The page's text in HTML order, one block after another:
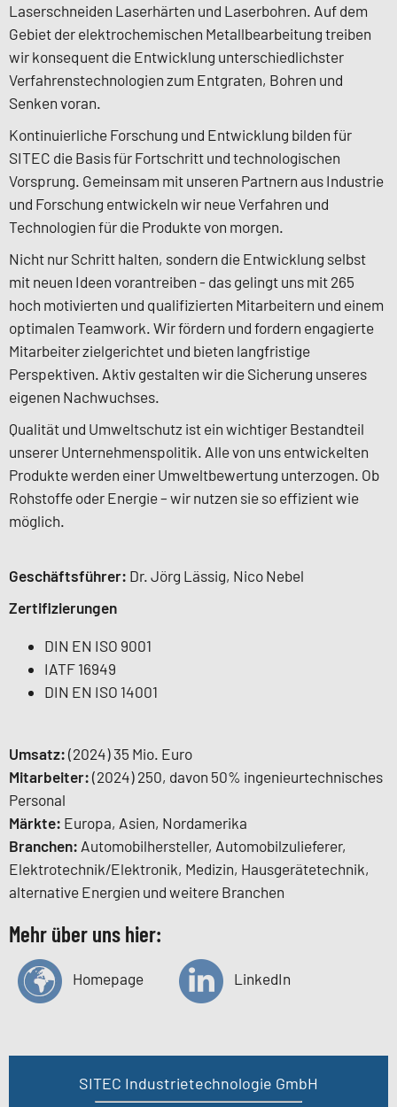
Laserschneiden Laserhärten und Laserbohren. Auf dem
Gebiet der elektrochemischen Metallbearbeitung treiben
wir konsequent die Entwicklung unterschiedlichster
Verfahrenstechnologien zum Entgraten, Bohren und
Senken voran.
Kontinuierliche Forschung und Entwicklung bilden für
SITEC die Basis für Fortschritt und technologischen
Vorsprung. Gemeinsam mit unseren Partnern aus Industrie
und Forschung entwickeln wir neue Verfahren und
Technologien für die Produkte von morgen.
Nicht nur Schritt halten, sondern die Entwicklung selbst
mit neuen Ideen vorantreiben - das gelingt uns mit 265
hoch motivierten und qualifizierten Mitarbeitern und einem
optimalen Teamwork. Wir fördern und fordern engagierte
Mitarbeiter zielgerichtet und bieten langfristige
Perspektiven. Aktiv gestalten wir die Sicherung unseres
eigenen Nachwuchses.
Qualität und Umweltschutz ist ein wichtiger Bestandteil
unserer Unternehmenspolitik. Alle von uns entwickelten
Produkte werden einer Umweltbewertung unterzogen. Ob
Rohstoffe oder Energie – wir nutzen sie so effizient wie
möglich.
Geschäftsführer: Dr. Jörg Lässig, Nico Nebel
Zertifizierungen
DIN EN ISO 9001
IATF 16949
DIN EN ISO 14001
Umsatz: (2024) 35 Mio. Euro
Mitarbeiter: (2024) 250, davon 50% ingenieurtechnisches
Personal
Märkte: Europa, Asien, Nordamerika
Branchen: Automobilhersteller, Automobilzulieferer,
Elektrotechnik/Elektronik, Medizin, Hausgerätetechnik,
alternative Energien und weitere Branchen
Mehr über uns hier:
Homepage LinkedIn
SITEC Industrietechnologie GmbH